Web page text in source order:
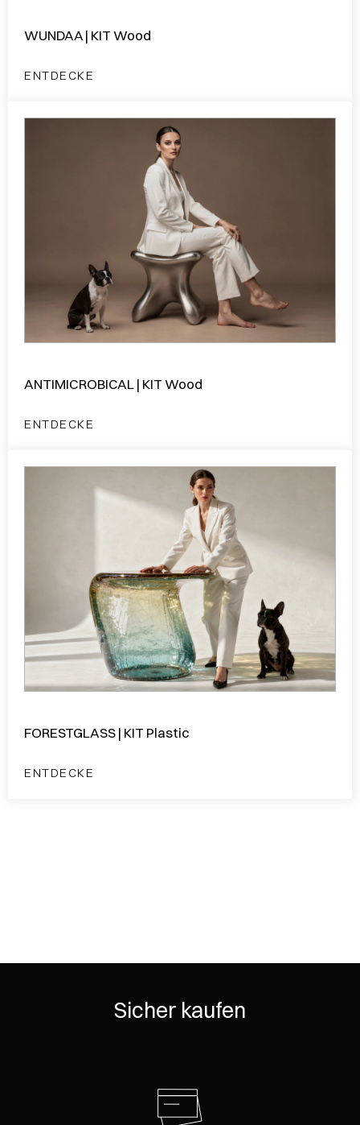
WUNDAA | KIT Wood
ENTDECKE
ANTIMICROBICAL | KIT Wood
ENTDECKE
FORESTGLASS | KIT Plastic
ENTDECKE
Sicher kaufen